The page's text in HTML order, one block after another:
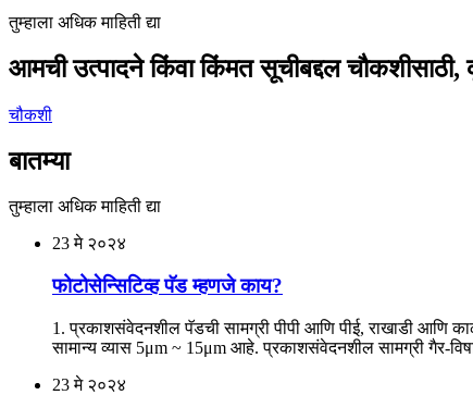
तुम्हाला अधिक माहिती द्या
आमची उत्पादने किंवा किंमत सूचीबद्दल
चौकशी
बातम्या
तुम्हाला अधिक माहिती द्या
23 मे २०२४
फोटोसेन्सिटिव्ह पॅड म्हणजे काय?
1. प्रकाशसंवेदनशील पॅडची सामग्री पीपी आणि पीई, राखाडी
सामान्य व्यास 5μm ~ 15μm आहे. प्रकाशसंवेदनशील सामग्री गैर-
23 मे २०२४